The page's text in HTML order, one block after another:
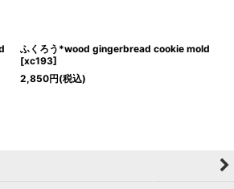
ふくろう*wood gingerbread cookie mold
[xc193]
2,850円(税込)